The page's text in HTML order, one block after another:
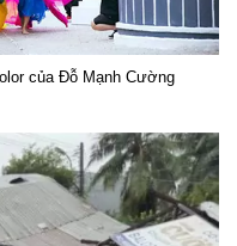
của Đỗ Mạnh Cường